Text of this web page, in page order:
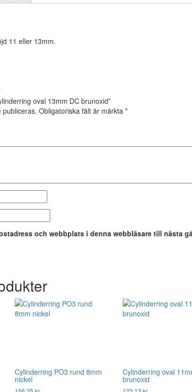
11 eller 13mm.
oval 13mm DC brunoxid”
publiceras. Obligatoriska fält är märkta *
och webbplats i denna webbläsare till nästa
Cylinderring PO3 rund 8mm
nickel
Cylinderring oval
brunoxid